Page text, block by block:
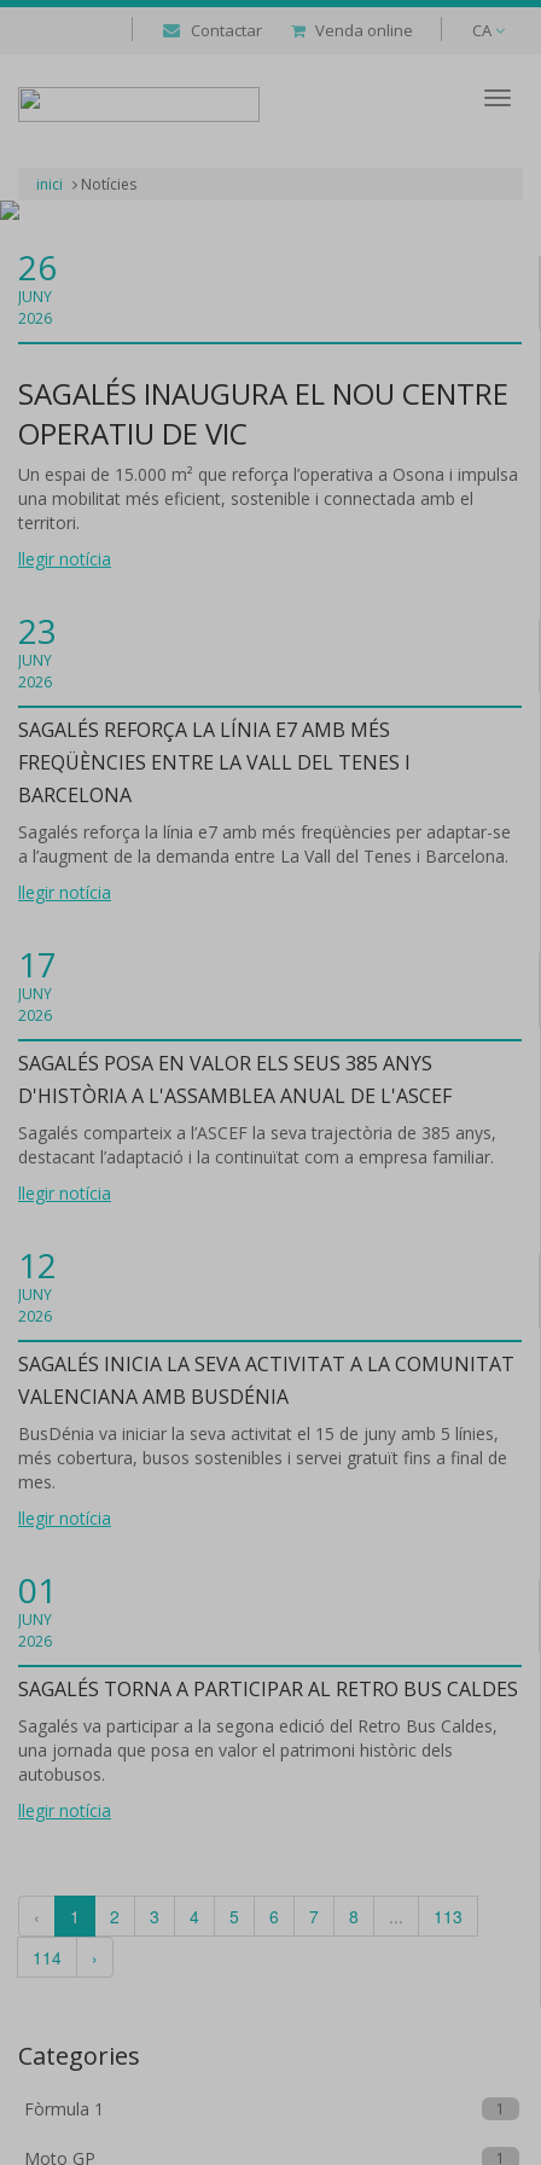
Contactar Venda online CA
inici Notícies
26
JUNY
2026
SAGALÉS INAUGURA EL NOU CENTRE
OPERATIU DE VIC
Un espai de 15.000 m² que reforça l’operativa a Osona i impulsa
una mobilitat més eficient, sostenible i connectada amb el
territori.
llegir notícia
23
JUNY
2026
SAGALÉS REFORÇA LA LÍNIA E7 AMB MÉS
FREQÜÈNCIES ENTRE LA VALL DEL TENES I
BARCELONA
Sagalés reforça la línia e7 amb més freqüències per adaptar-se
a l’augment de la demanda entre La Vall del Tenes i Barcelona.
llegir notícia
17
JUNY
2026
SAGALÉS POSA EN VALOR ELS SEUS 385 ANYS
D'HISTÒRIA A L'ASSAMBLEA ANUAL DE L'ASCEF
Sagalés comparteix a l’ASCEF la seva trajectòria de 385 anys,
destacant l’adaptació i la continuïtat com a empresa familiar.
llegir notícia
12
JUNY
2026
SAGALÉS INICIA LA SEVA ACTIVITAT A LA COMUNITAT
VALENCIANA AMB BUSDÉNIA
BusDénia va iniciar la seva activitat el 15 de juny amb 5 línies,
més cobertura, busos sostenibles i servei gratuït fins a final de
mes.
llegir notícia
01
JUNY
2026
SAGALÉS TORNA A PARTICIPAR AL RETRO BUS CALDES
Sagalés va participar a la segona edició del Retro Bus Caldes,
una jornada que posa en valor el patrimoni històric dels
autobusos.
llegir notícia
‹ 1 2 3 4 5 6 7 8 ...
113
114
›
Categories
Fòrmula 1 1
Moto GP 1